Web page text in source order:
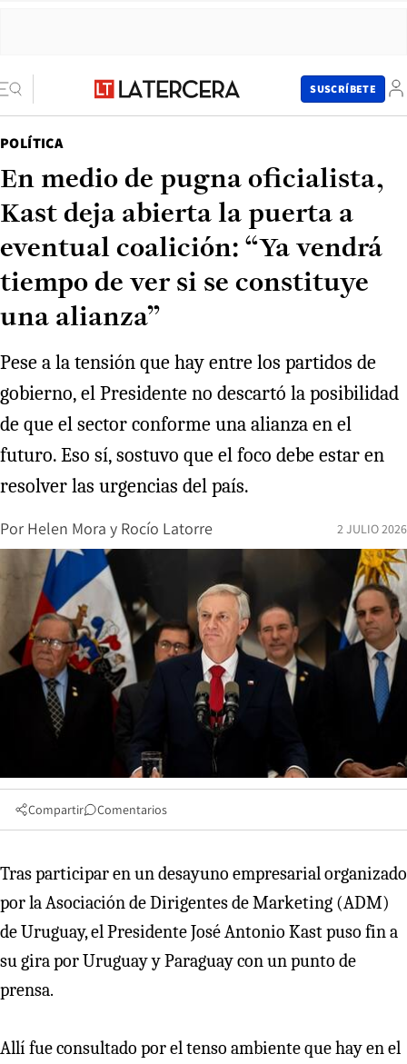
SUSCRÍBETE
POLÍTICA
En medio de pugna oficialista,
Kast deja abierta la puerta a
eventual coalición: “Ya vendrá
tiempo de ver si se constituye
una alianza”
Pese a la tensión que hay entre los partidos de
gobierno, el Presidente no descartó la posibilidad
de que el sector conforme una alianza en el
futuro. Eso sí, sostuvo que el foco debe estar en
resolver las urgencias del país.
Por Helen Mora y Rocío Latorre 2 JULIO 2026
Compartir Comentarios
Tras participar en un desayuno empresarial organizado
por la Asociación de Dirigentes de Marketing (ADM)
de Uruguay, el Presidente José Antonio Kast puso fin a
su gira por Uruguay y Paraguay con un punto de
prensa.
Allí fue consultado por el tenso ambiente que hay en el